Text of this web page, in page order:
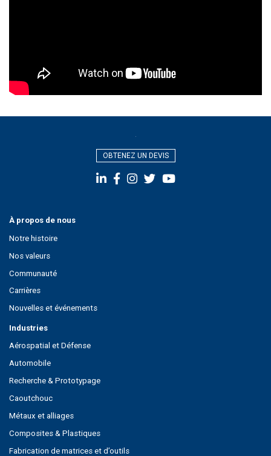
OBTENEZ UN DEVIS
À propos de nous
Notre histoire
Nos valeurs
Communauté
Carrières
Nouvelles et événements
Industries
Aérospatial et Défense
Automobile
Recherche & Prototypage
Caoutchouc
Métaux et alliages
Composites & Plastiques
Fabrication de matrices et d’outils